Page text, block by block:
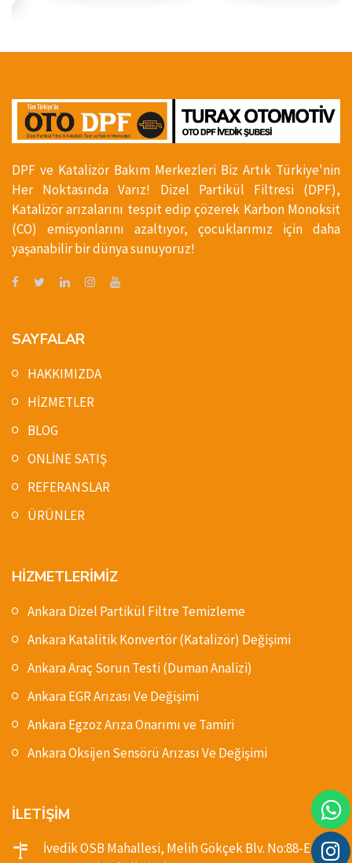
DPF ve Katalizör Bakım Merkezleri Biz Artık Türkiye'nin
Her Noktasında Varız! Dizel Partikül Filtresi (DPF),
Katalizör arızalarını tespit edip çözerek Karbon Monoksit
(CO) emisyonlarını azaltıyor, çocuklarımız için daha
yaşanabilir bir dünya sunuyoruz!
SAYFALAR
HAKKIMIZDA
HİZMETLER
BLOG
ONLİNE SATIŞ
REFERANSLAR
ÜRÜNLER
HİZMETLERİMİZ
Ankara Dizel Partikül Filtre Temizleme
Ankara Katalitik Konvertör (Katalizör) Değişimi
Ankara Araç Sorun Testi (Duman Analizi)
Ankara EGR Arızası Ve Değişimi
Ankara Egzoz Arıza Onarımı ve Tamiri
Ankara Oksijen Sensörü Arızası Ve Değişimi
İLETİŞİM
İvedik OSB Mahallesi, Melih Gökçek Blv. No:88-E,